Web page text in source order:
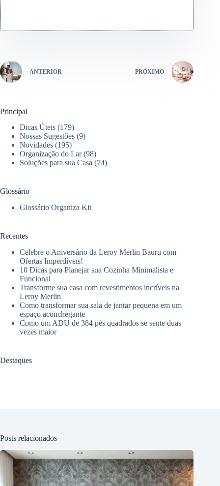
ANTERIOR PRÓXIMO
Principal
Dicas Úteis (179)
Nossas Sugestões (9)
Novidades (195)
Organização do Lar(98)
Soluções para sua Casa (74)
Glossário
Glossário Organiza Kit
Recentes
Celebre o Aniversário da Leroy Merlin Bauru com
Ofertas Imperdíveis!
10 Dicas para Planejar sua Cozinha Minimalista e
Funcional
Transforme sua casa com revestimentos incríveis na
Leroy Merlin
Como transformar sua sala de jantar pequena em um
espaço aconchegante
Como um ADU de 384 pés quadrados se sente duas
vezes maior
Destaques
Posts relacionados